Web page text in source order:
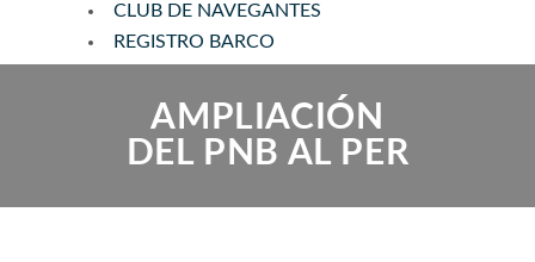
CLUB DE NAVEGANTES
REGISTRO BARCO
AMPLIACIÓN
DEL PNB AL PER